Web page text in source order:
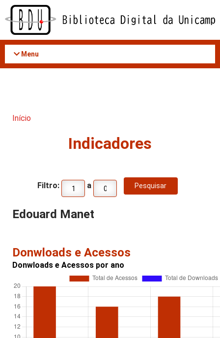
Acessar
conteúdo
Menu
Início
Indicadores
Filtro: a
Edouard Manet
Donwloads e Acessos
Donwloads e Acessos por ano